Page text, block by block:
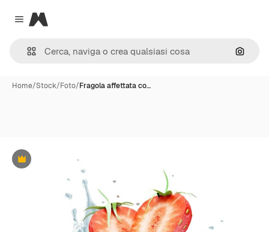
Close menu
Magnific
Cerca
Home/Stock/Foto/Fragola affettata co…
Premium